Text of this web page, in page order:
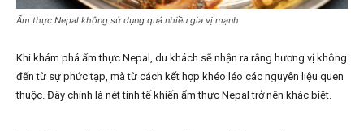
Ẩm thực Nepal không sử dụng quá nhiều gia vị mạnh
Khi khám phá ẩm thực Nepal, du khách sẽ nhận ra rằng hương vị không
đến từ sự phức tạp, mà từ cách kết hợp khéo léo các nguyên liệu quen
thuộc. Đây chính là nét tinh tế khiến ẩm thực Nepal trở nên khác biệt.